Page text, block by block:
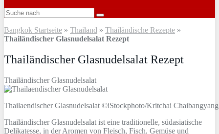
Bangkok Startseite » Thailand » Thailändische Rezepte »
Thailändischer Glasnudelsalat Rezept
Thailändischer Glasnudelsalat Rezept
Thailändischer Glasnudelsalat
Thailaendischer Glasnudelsalat ©iStockphoto/Kritchai Chaibangyang
Thailändischer Glasnudelsalat ist eine traditionelle, südasiatische
Delikatesse, in der Aromen von Fleisch, Fisch, Gemüse und